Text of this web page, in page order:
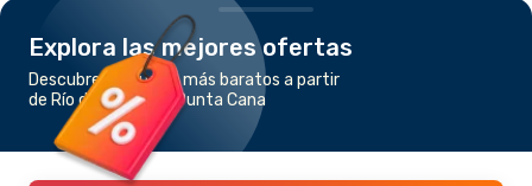
Explora las mejores ofertas
Descubre los vuelos más baratos a partir
de Río de Janeiro a Punta Cana